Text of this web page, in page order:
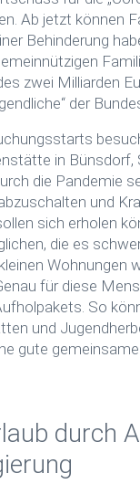
Ab jetzt können
Behinderung
zwei Milliarden
der
in
die Pandemie
und
sich erholen
die es
für diese
So
und
gute
durch